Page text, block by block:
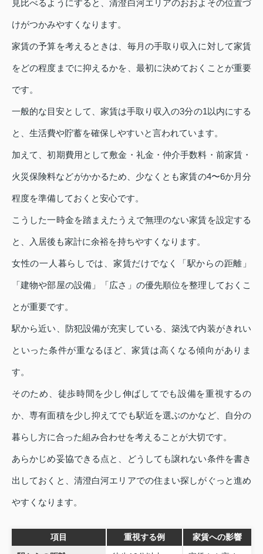
見比べるようにすると、清澄白河エリアのおおよその位置づ
けがつかみやすくなります。
家賃の予算を考えるときは、毎月の手取り収入に対して家賃
をどの程度までに抑えるかを、最初に決めておくことが重要
です。
一般的な目安として、家賃は手取り収入の3分の1以内にする
と、生活費や貯蓄を確保しやすいと言われています。
加えて、初期費用として敷金・礼金・仲介手数料・前家賃・
火災保険料などがかかるため、少なくとも家賃の4〜6か月分
程度を準備しておくと安心です。
こうした一時金を踏まえたうえで無理のない家賃を設定する
と、入居後も家計に余裕を持ちやすくなります。
女性の一人暮らしでは、家賃だけでなく「駅からの距離」
「建物や部屋の設備」「広さ」の優先順位を整理しておくこ
とが重要です。
駅から近い、防犯設備が充実している、築浅で内装がきれい
といった条件が重なるほど、家賃は高くなる傾向がありま
す。
そのため、徒歩時間を少し伸ばしてでも設備を重視するの
か、専有面積を少し抑えてでも駅近を選ぶのかなど、自分の
暮らし方に合った組み合わせを考えることが大切です。
あらかじめ妥協できる点と、どうしても譲れない条件を書き
出しておくと、清澄白河エリアでの住まい探しがぐっと進め
やすくなります。
項目 重視する例 家賃への影響